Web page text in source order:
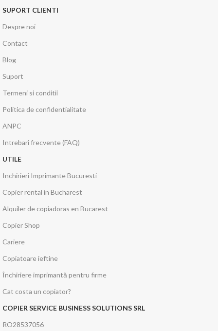
SUPORT CLIENTI
Despre noi
Contact
Blog
Suport
Termeni si conditii
Politica de confidentialitate
ANPC
Intrebari frecvente (FAQ)
UTILE
Inchirieri Imprimante Bucuresti
Copier rental in Bucharest
Alquiler de copiadoras en Bucarest
Copier Shop
Cariere
Copiatoare ieftine
Închiriere imprimantă pentru firme
Cat costa un copiator?
COPIER SERVICE BUSINESS SOLUTIONS SRL
RO28537056